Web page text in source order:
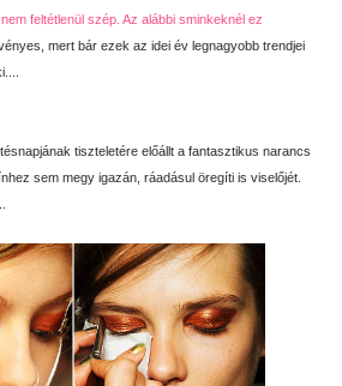
feltétlenül szép. Az alábbi sminkeknél ez
mert bár ezek az idei év legnagyobb trendjei
tiszteletére előállt a fantasztikus narancs
sem megy igazán, ráadásul öregíti is viselőjét.